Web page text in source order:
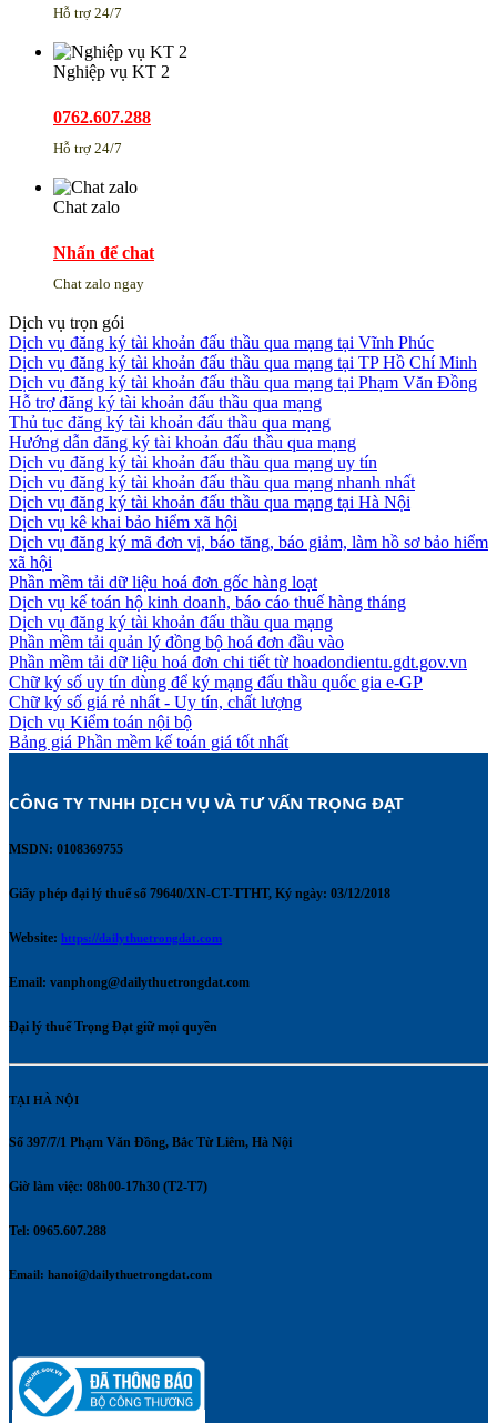
Hỗ trợ 24/7
Nghiệp vụ KT 2
0762.607.288
Hỗ trợ 24/7
Chat zalo
Nhấn để chat
Chat zalo ngay
Dịch vụ trọn gói
Dịch vụ đăng ký tài khoản đấu thầu qua mạng tại Vĩnh Phúc
Dịch vụ đăng ký tài khoản đấu thầu qua mạng tại TP Hồ Chí Minh
Dịch vụ đăng ký tài khoản đấu thầu qua mạng tại Phạm Văn Đồng
Hỗ trợ đăng ký tài khoản đấu thầu qua mạng
Thủ tục đăng ký tài khoản đấu thầu qua mạng
Hướng dẫn đăng ký tài khoản đấu thầu qua mạng
Dịch vụ đăng ký tài khoản đấu thầu qua mạng uy tín
Dịch vụ đăng ký tài khoản đấu thầu qua mạng nhanh nhất
Dịch vụ đăng ký tài khoản đấu thầu qua mạng tại Hà Nội
Dịch vụ kê khai bảo hiểm xã hội
Dịch vụ đăng ký mã đơn vị, báo tăng, báo giảm, làm hồ sơ bảo hiểm
xã hội
Phần mềm tải dữ liệu hoá đơn gốc hàng loạt
Dịch vụ kế toán hộ kinh doanh, báo cáo thuế hàng tháng
Dịch vụ đăng ký tài khoản đấu thầu qua mạng
Phần mềm tải quản lý đồng bộ hoá đơn đầu vào
Phần mềm tải dữ liệu hoá đơn chi tiết từ hoadondientu.gdt.gov.vn
Chữ ký số uy tín dùng để ký mạng đấu thầu quốc gia e-GP
Chữ ký số giá rẻ nhất - Uy tín, chất lượng
Dịch vụ Kiểm toán nội bộ
Bảng giá Phần mềm kế toán giá tốt nhất
CÔNG TY TNHH DỊCH VỤ VÀ TƯ VẤN TRỌNG ĐẠT
MSDN: 0108369755
Giấy phép đại lý thuế số 79640/XN-CT-TTHT, Ký ngày: 03/12/2018
Website: https://dailythuetrongdat.com
Email: vanphong@dailythuetrongdat.com
Đại lý thuế Trọng Đạt giữ mọi quyền
TẠI HÀ NỘI
Số 397/7/1 Phạm Văn Đồng, Bắc Từ Liêm, Hà Nội
Giờ làm việc: 08h00-17h30 (T2-T7)
Tel: 0965.607.288
Email: hanoi@dailythuetrongdat.com